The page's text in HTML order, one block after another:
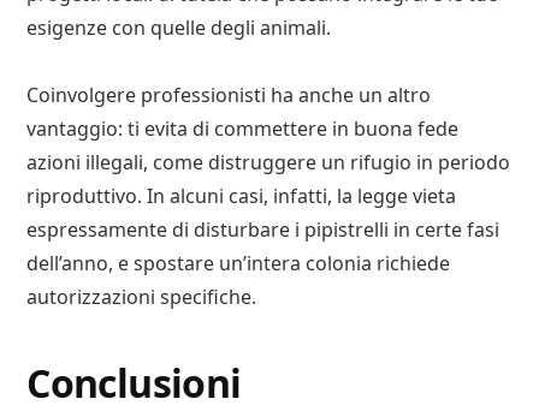
esigenze con quelle degli animali.
Coinvolgere professionisti ha anche un altro
vantaggio: ti evita di commettere in buona fede
azioni illegali, come distruggere un rifugio in periodo
riproduttivo. In alcuni casi, infatti, la legge vieta
espressamente di disturbare i pipistrelli in certe fasi
dell’anno, e spostare un’intera colonia richiede
autorizzazioni specifiche.
Conclusioni